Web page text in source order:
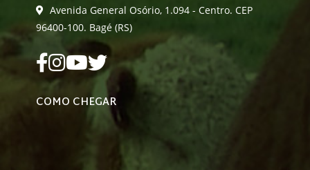
Avenida General Osório, 1.094 - Centro. CEP
96400-100. Bagé (RS)
COMO CHEGAR